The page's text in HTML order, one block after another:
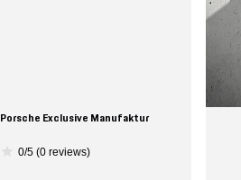
Exclusive Manufaktur
0/5 (0 reviews)